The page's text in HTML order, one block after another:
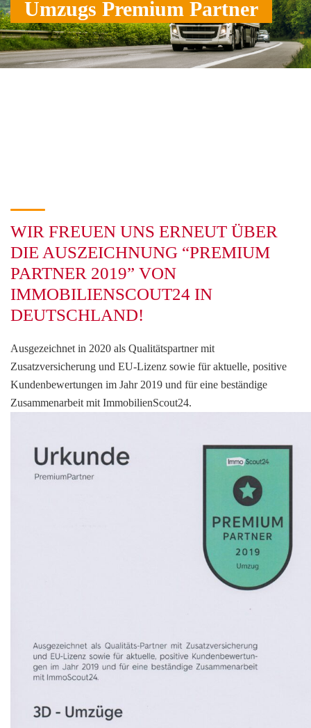
Umzugs Premium Partner
WIR FREUEN UNS ERNEUT ÜBER
DIE AUSZEICHNUNG “PREMIUM
PARTNER 2019” VON
IMMOBILIENSCOUT24 IN
DEUTSCHLAND!
Ausgezeichnet in 2020 als Qualitätspartner mit
Zusatzversicherung und EU-Lizenz sowie für aktuelle, positive
Kundenbewertungen im Jahr 2019 und für eine beständige
Zusammenarbeit mit ImmobilienScout24.